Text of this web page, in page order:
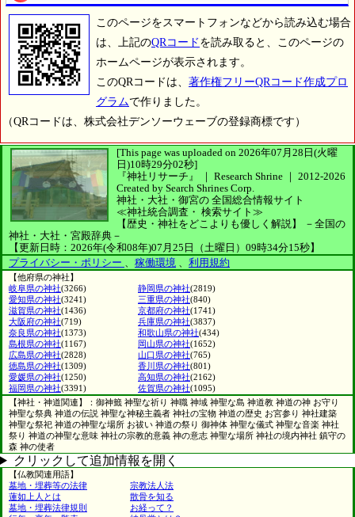
このページをスマートフォンなどから読み込む場合
は、上記のQRコード を読み取ると、このページの
ホームページが表示されます。
このQRコードは、 著作権フリーQRコード作成プロ
グラムで作りました。
（QRコードは、株式会社デンソーウェーブの登録商標です）
[This page was uploaded on 2026年07月28日(火曜
日)10時29分02秒]
『神社リサーチ』 ｜ Research Shrine ｜ 2012-2026
Created by Search Shrines Corp.
神社・大社・御宮の 全国総合情報サイト
≪神社統合調査・ 検索サイト≫
【歴史・神社をどこよりも優しく解説】
－全国の
神社・大社・宮殿辞典－
【更新日時：2026年(令和08年)07月25日（土曜日）09時34分15秒】
プライバシー・ポリシー
稼働環境 利用規約
【他府県の神社】
岐阜県の神社(3266) 静岡県の神社(2819)
愛知県の神社(3241) 三重県の神社(840)
滋賀県の神社(1436) 京都府の神社(1741)
大阪府の神社(719) 兵庫県の神社(3837)
奈良県の神社(1373) 和歌山県の神社(434)
島根県の神社(1167) 岡山県の神社(1652)
広島県の神社(2828) 山口県の神社(765)
徳島県の神社(1309) 香川県の神社(801)
愛媛県の神社(1250) 高知県の神社(2162)
福岡県の神社(3391) 佐賀県の神社(1095)
【神社・神道関連】：御神籤 神聖な祈り 神職 神域 神聖な島 神道教 神道の神 お守り
神聖な祭典 神道の伝説 神聖な神秘主義者 神社の宝物 神道の歴史 お宮参り 神社建築
神聖な祭祀 神道の神聖な場所 お祓い 神道の祭り 御神体 神聖な儀式 神聖な音楽 神社
祭り 神道の神聖な意味 神社の宗教的意義 神の意志 神聖な場所 神社の境内神社 鎮守の
森 神の使者
クリックして追加情報を開く
【仏教関連用語】
墓地・埋葬等の法律
宗教法人法
蓮如上人とは
散骨を知る
墓地・埋葬法律規則
お経って？